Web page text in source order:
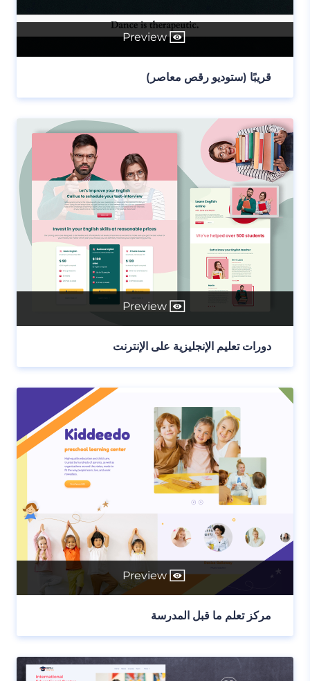
Preview
قريبًا (ستوديو رقص معاصر)
Preview
دورات تعليم الإنجليزية على الإنترنت
Preview
مركز تعلم ما قبل المدرسة